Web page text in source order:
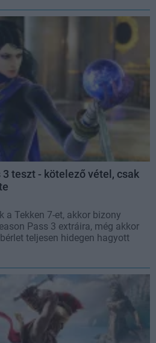
3 teszt - kötelező vétel, csak
a Tekken 7-et, akkor bizony
Pass 3 extráira, még akkor
teljesen hidegen hagyott